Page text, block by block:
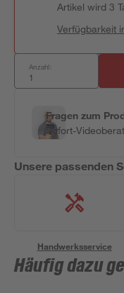
Artikel wird 3
Verfügbarkeit
Anzahl:
Fragen zum
Sofort-
Unsere passenden
Handwerksservice
Häufig dazu